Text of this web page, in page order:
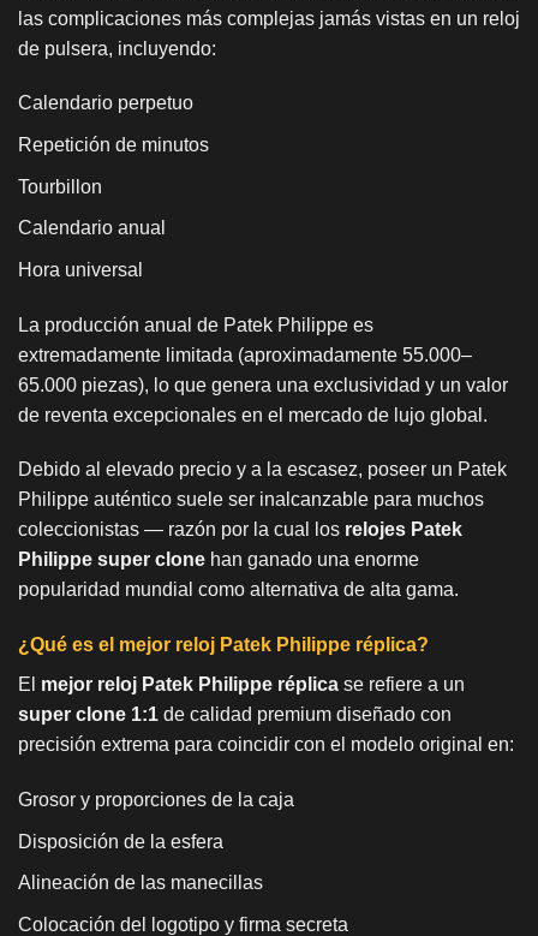
las complicaciones más complejas jamás vistas en un reloj
de pulsera, incluyendo:
Calendario perpetuo
Repetición de minutos
Tourbillon
Calendario anual
Hora universal
La producción anual de Patek Philippe es
extremadamente limitada (aproximadamente 55.000–
65.000 piezas), lo que genera una exclusividad y un valor
de reventa excepcionales en el mercado de lujo global.
Debido al elevado precio y a la escasez, poseer un Patek
Philippe auténtico suele ser inalcanzable para muchos
coleccionistas — razón por la cual los relojes Patek
Philippe super clone han ganado una enorme
popularidad mundial como alternativa de alta gama.
¿Qué es el mejor reloj Patek Philippe réplica?
El mejor reloj Patek Philippe réplica se refiere a un
super clone 1:1 de calidad premium diseñado con
precisión extrema para coincidir con el modelo original en:
Grosor y proporciones de la caja
Disposición de la esfera
Alineación de las manecillas
Colocación del logotipo y firma secreta